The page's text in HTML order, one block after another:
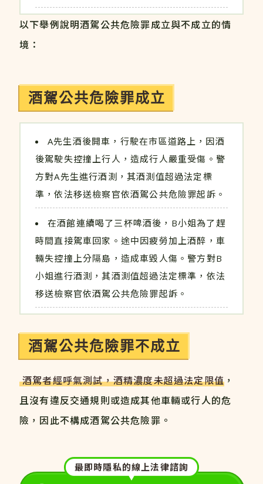
以下舉例說明酒駕公共危險罪成立與不成立的情
境：
酒駕公共危險罪成立
A先生酒後開車，行駛在市區道路上，因酒
後駕駛失控撞上行人，造成行人嚴重受傷。警
方對A先生進行酒測，其酒測值超過法定標
準，依法移送檢察官依酒駕公共危險罪起訴。
在酒館連續喝了三杯啤酒後，B小姐為了趕
時間直接駕車回家。途中因疲勞加上酒醉，車
輛失控撞上分隔島，造成車毀人傷。警方對B
小姐進行酒測，其酒測值超過法定標準，依法
移送檢察官依酒駕公共危險罪起訴。
酒駕公共危險罪不成立
酒駕者經呼氣測試，酒精濃度未超過法定限值 ，
且沒有違反交通規則或造成其他車輛或行人的危
險，因此不構成酒駕公共危險罪。
最即時隱私的線上法律諮詢